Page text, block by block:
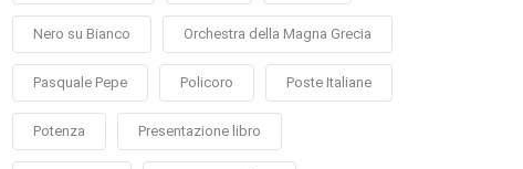
Nero su Bianco Orchestra della Magna Grecia
Pasquale Pepe Policoro Poste Italiane
Potenza Presentazione libro